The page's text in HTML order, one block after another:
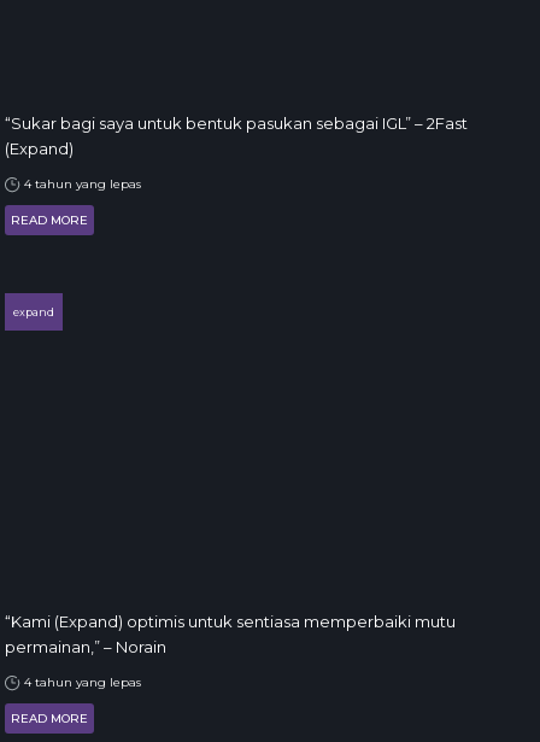
“Sukar bagi saya untuk bentuk pasukan sebagai IGL” – 2Fast
(Expand)
4 tahun yang lepas
READ MORE
expand
“Kami (Expand) optimis untuk sentiasa memperbaiki mutu
permainan,” – Norain
4 tahun yang lepas
READ MORE